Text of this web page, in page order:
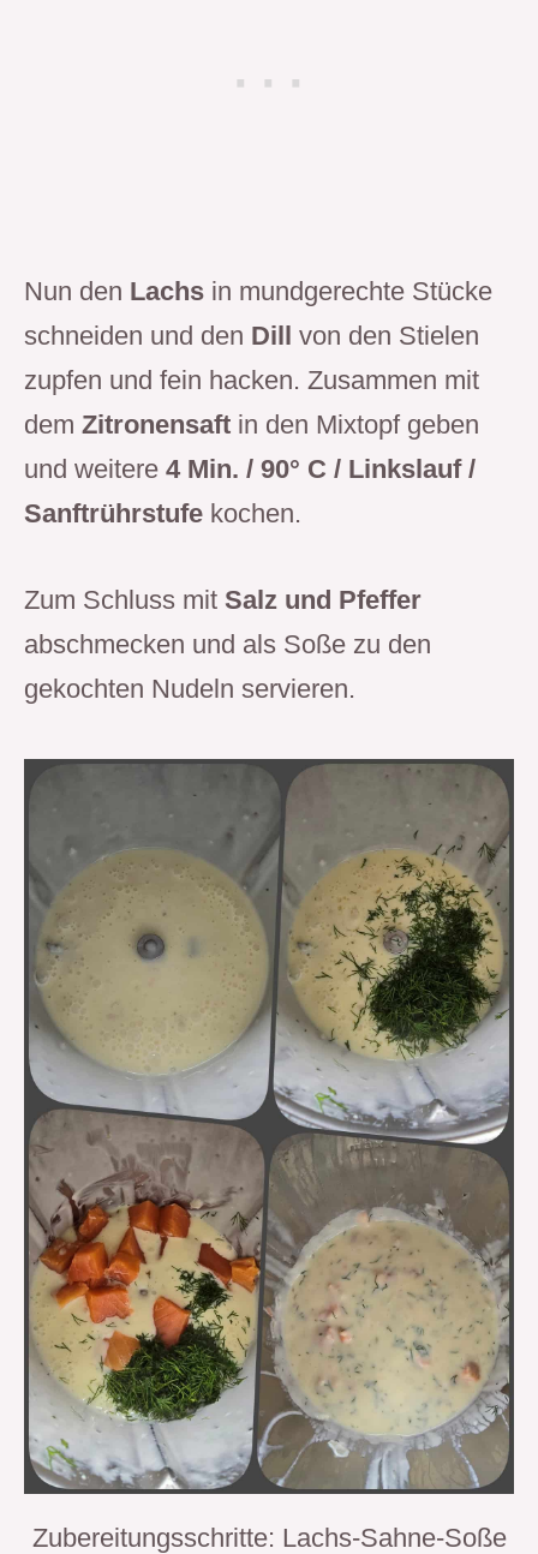
Nun den Lachs in mundgerechte Stücke
schneiden und den Dill von den Stielen
zupfen und fein hacken. Zusammen mit
dem Zitronensaft in den Mixtopf geben
und weitere 4 Min. / 90° C / Linkslauf /
Sanftrührstufe kochen.
Zum Schluss mit Salz und Pfeffer
abschmecken und als Soße zu den
gekochten Nudeln servieren.
Zubereitungsschritte: Lachs-Sahne-Soße